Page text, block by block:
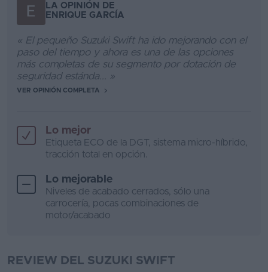
LA OPINIÓN DE
ENRIQUE GARCÍA
« El pequeño Suzuki Swift ha ido mejorando con el
paso del tiempo y ahora es una de las opciones
más completas de su segmento por dotación de
seguridad estánda... »
VER OPINIÓN COMPLETA
Lo mejor
Etiqueta ECO de la DGT, sistema micro-híbrido,
tracción total en opción.
Lo mejorable
Niveles de acabado cerrados, sólo una
carrocería, pocas combinaciones de
motor/acabado
REVIEW DEL SUZUKI SWIFT